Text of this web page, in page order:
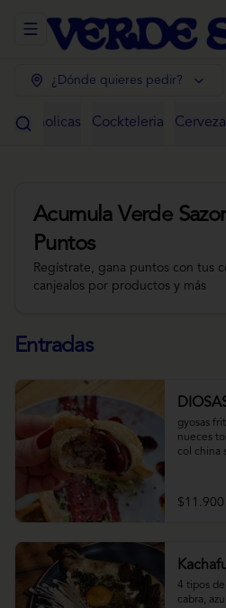
Abrir menu de navegación
¿Dónde quieres pedir?
Alcoholicas Cockteleria
Acumula Verde
Puntos
Regístrate, gana puntos con tus
canjealos por productos y más
Entradas
gyosas
nueces
col china
$11.900
4 tipos
cabra,